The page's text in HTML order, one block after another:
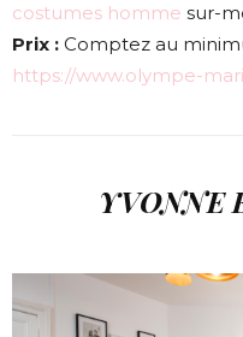
costumes homme sur-
Prix : Comptez au
https://www.olympe-
YVONNE